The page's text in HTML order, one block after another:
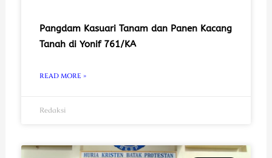
Pangdam Kasuari Tanam dan Panen Kacang
Tanah di Yonif 761/KA
READ MORE »
Redaksi